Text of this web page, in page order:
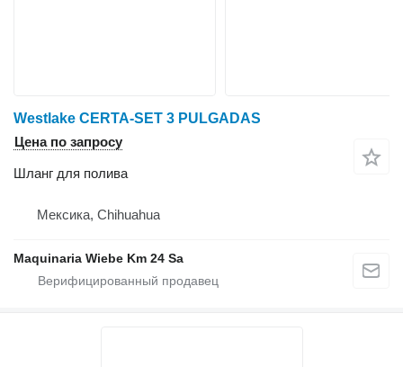
Westlake CERTA-SET 3 PULGADAS
Цена по запросу
Шланг для полива
Мексика, Chihuahua
Maquinaria Wiebe Km 24 Sa